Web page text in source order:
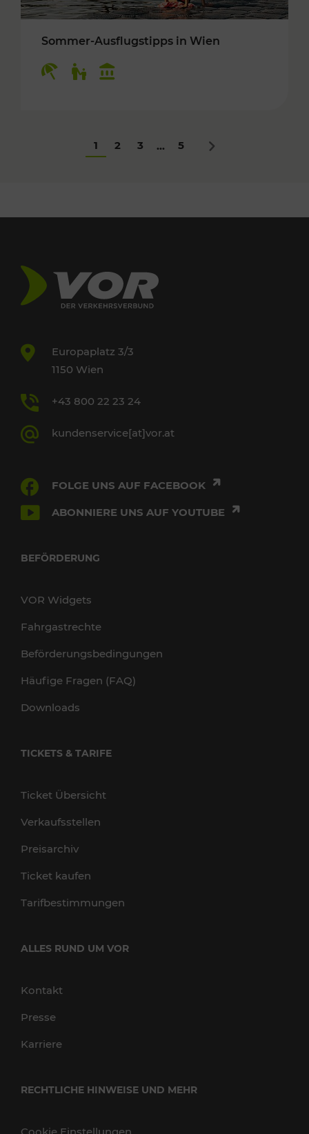
Sommer-Ausflugstipps in Wien
1 2 3 ... 5 Nächstes
Europaplatz 3/3
1150 Wien
+43 800 22 23 24
kundenservice[at]vor.at
FOLGE UNS AUF FACEBOOK
ABONNIERE UNS AUF YOUTUBE
BEFÖRDERUNG
VOR Widgets
Fahrgastrechte
Beförderungsbedingungen
Häufige Fragen (FAQ)
Downloads
TICKETS & TARIFE
Ticket Übersicht
Verkaufsstellen
Preisarchiv
Ticket kaufen
Tarifbestimmungen
ALLES RUND UM VOR
Kontakt
Presse
Karriere
RECHTLICHE HINWEISE UND MEHR